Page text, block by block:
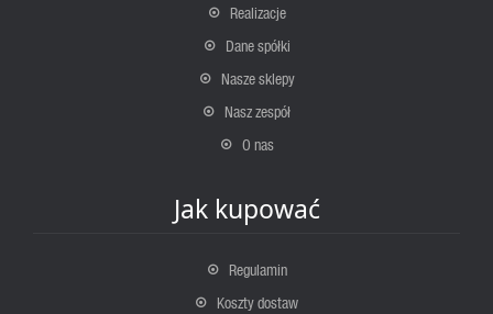
Realizacje
Dane spółki
Nasze sklepy
Nasz zespół
O nas
Jak kupować
Regulamin
Koszty dostaw